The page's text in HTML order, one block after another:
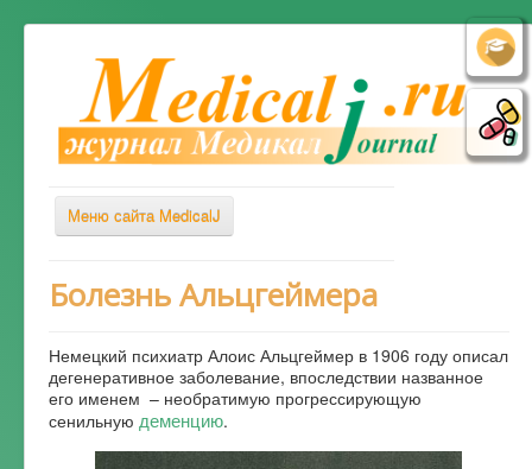
Меню сайта MedicalJ
Весь Медикал
Заболевания
Диагностика
Лечение
Болезнь Альцгеймера
Немецкий психиатр Алоис Альцгеймер в 1906 году описал
дегенеративное заболевание, впоследствии названное
его именем – необратимую прогрессирующую
сенильную деменцию.